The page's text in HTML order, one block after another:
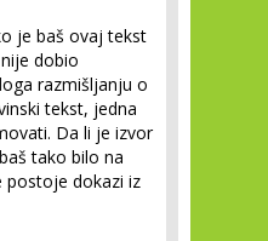
je baš ovaj tekst
dobio
razmišljanju o
tekst, jedna
Da li je izvor
tako bilo na
postoje dokazi iz